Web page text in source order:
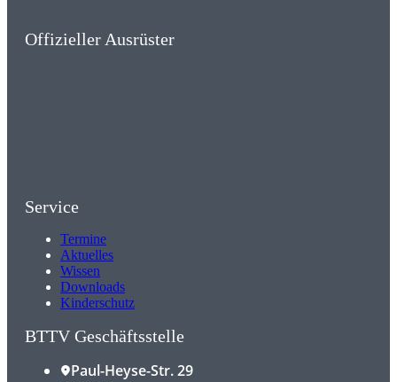
Offizieller Ausrüster
Service
Termine
Aktuelles
Wissen
Downloads
Kinderschutz
BTTV Geschäftsstelle
Paul-Heyse-Str. 29